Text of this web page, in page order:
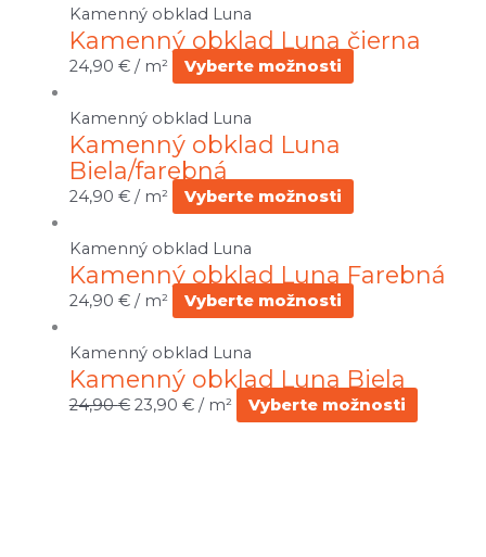
Kamenný obklad Luna
Kamenný obklad Luna čierna
24,90 €/ m² Vyberte možnosti
Kamenný obklad Luna
Kamenný obklad Luna
Biela/farebná
24,90 €/ m² Vyberte možnosti
Kamenný obklad Luna
Kamenný obklad Luna Farebná
24,90 €/ m² Vyberte možnosti
Kamenný obklad Luna
Kamenný obklad Luna Biela
24,90€ 23,90 €/ m² Vyberte možnosti